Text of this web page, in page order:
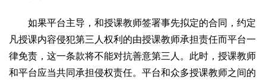
如果平台主导，和授课教师签署事先拟定的合同，约定
凡授课内容侵犯第三人权利的由授课教师承担责任而平台一
律免责，这一条款将不能对抗善意第三人。此时，授课教师
和平台应当共同承担侵权责任。平台和众多授课教师之间的